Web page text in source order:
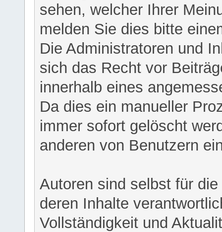
sehen, welcher Ihrer
melden Sie dies bitte
Die Administratoren und
sich das Recht vor
innerhalb eines
Da dies ein manueller
immer sofort gelöscht
anderen von Benutzern
Autoren sind selbst für
deren Inhalte
Vollständigkeit und